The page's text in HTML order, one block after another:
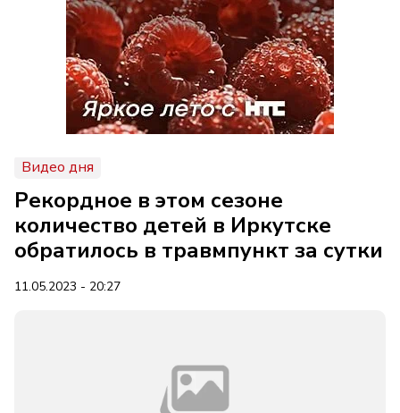
Видео дня
Рекордное в этом сезоне
количество детей в Иркутске
обратилось в травмпункт за сутки
11.05.2023 - 20:27